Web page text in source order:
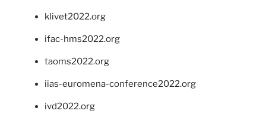
klivet2022.org
ifac-hms2022.org
taoms2022.org
iias-euromena-conference2022.org
ivd2022.org